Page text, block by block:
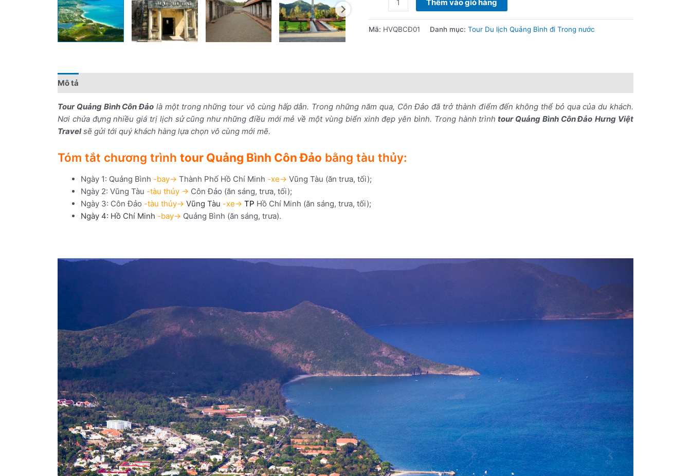
Thêm vào giỏ hàng
Mã: HVQBCĐ01 Danh mục: Tour Du lịch Quảng Bình đi Trong nước
Mô tả
Tour Quảng Bình Côn Đảo là một trong những tour vô cùng hấp dẫn. Trong những năm qua, Côn Đảo đã trở thành điểm đến không thể bỏ qua của du khách.
Nơi chứa đựng nhiều giá trị lịch sử cũng như những điều mới mẻ về một vùng biển xinh đẹp yên bình. Trong hành trình tour Quảng Bình Côn Đảo Hưng Việt
Travelsẽ gửi tới quý khách hàng lựa chọn vô cùng mới mẽ.
Tóm tắt chương trình tour Quảng Bình Côn Đảo bằng tàu thủy:
Ngày 1: Quảng Bình -bay-> Thành Phố Hồ Chí Minh -xe-> Vũng Tàu (ăn trưa, tối);
Ngày 2: Vũng Tàu -tàu thủy -> Côn Đảo (ăn sáng, trưa, tối);
Ngày 3: Côn Đảo -tàu thủy-> Vũng Tàu -xe-> TP Hồ Chí Minh (ăn sáng, trưa, tối);
Ngày 4: Hồ Chí Minh -bay-> Quảng Bình (ăn sáng, trưa).